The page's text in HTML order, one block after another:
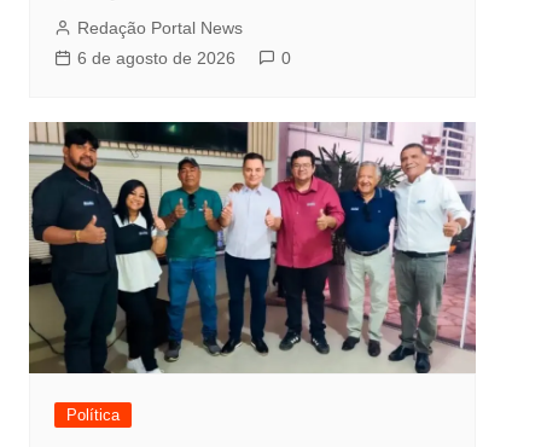
Redação Portal News
6 de agosto de 2026
0
Política